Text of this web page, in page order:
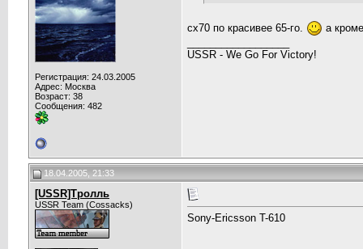
Регистрация: 24.03.2005
Адрес: Москва
Возраст: 38
Сообщения: 482
сх70 по красивее 65-го.
а
USSR - We Go For Victory!
18.04.2005, 21:33
[USSR]Тролль
USSR Team (Cossacks)
Sony-Ericsson T-610